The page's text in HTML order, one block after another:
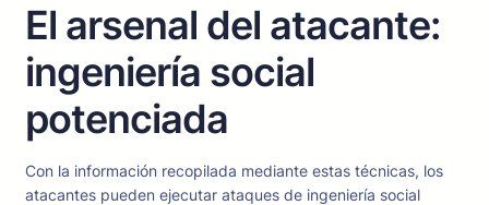
El arsenal del atacante:
ingeniería social
potenciada
Con la información recopilada mediante estas técnicas, los
atacantes pueden ejecutar ataques de ingeniería social